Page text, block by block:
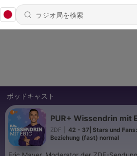
ポッドキャスト
PUR+ Wissendrin mit
ZDF
42 - 37| Stars und
Beziehung (fast) normal